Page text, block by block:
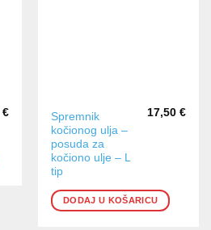
€
Spremnik
kočionog ulja –
posuda za
kočiono ulje – L
tip
17,50 €
DODAJ U KOŠARICU